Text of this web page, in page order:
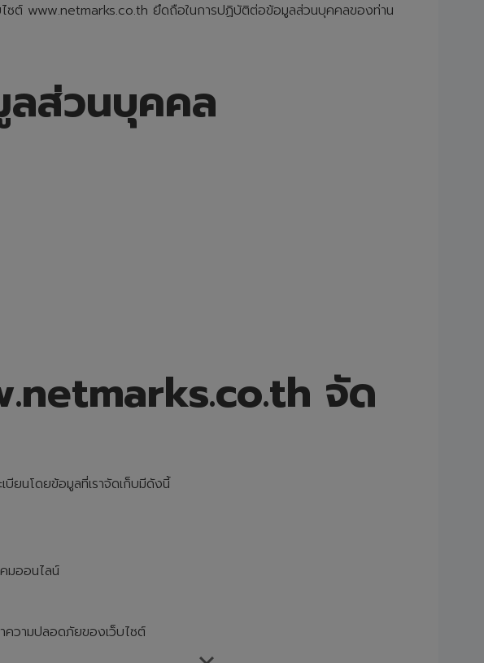
ไซต์ www.netmarks.co.th ยึดถือในการปฏิบัติต่อข้อมูลส่วนบุคคลของท่าน
ลส่วนบุคคล
จัด
ยนโดยข้อมูลที่เราจัดเก็บมีดังนี้
มออนไลน์
ความปลอดภัยของเว็บไซต์